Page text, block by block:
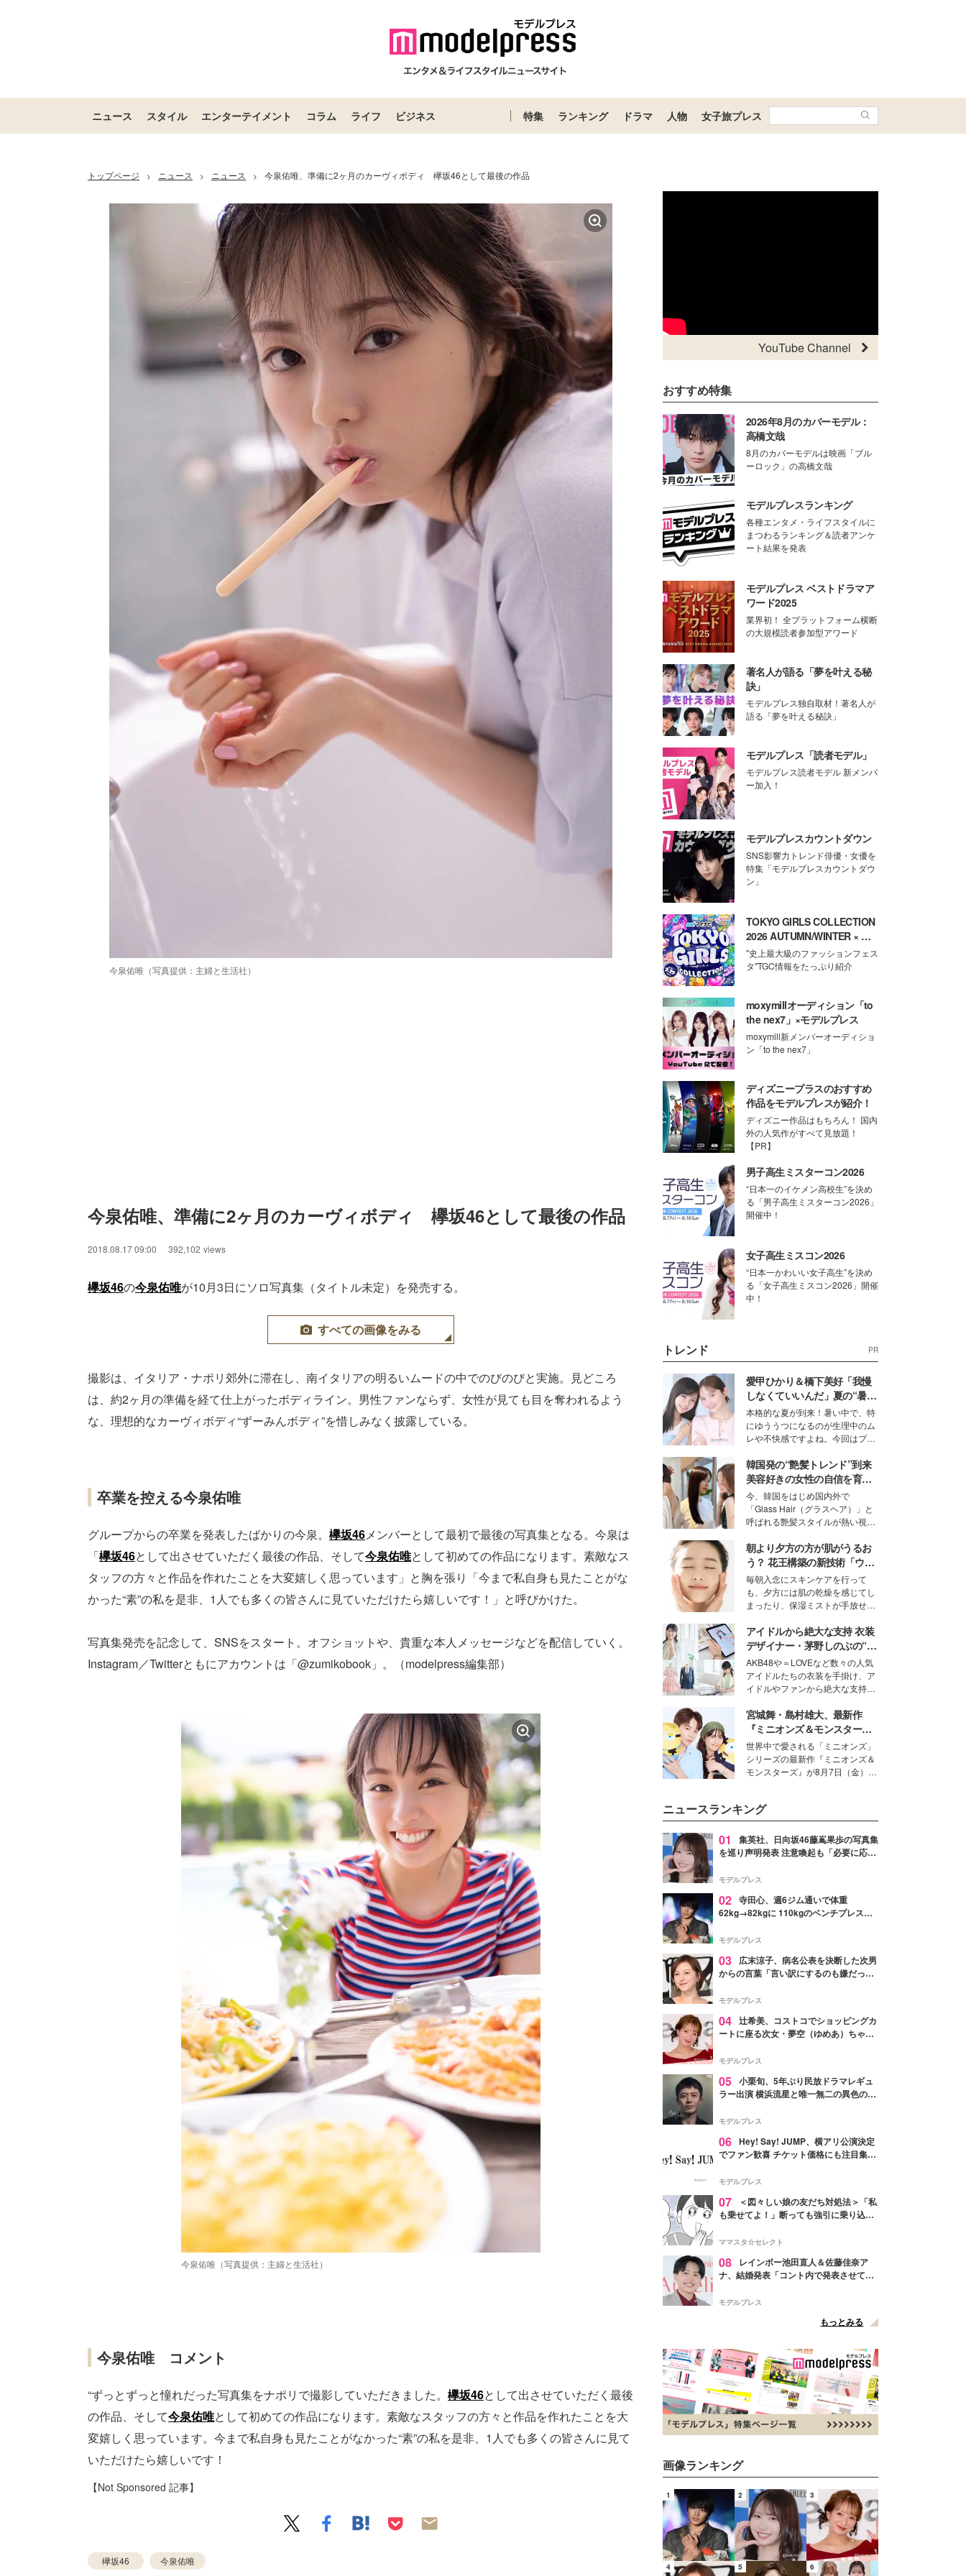
ニュース スタイル エンターテイメント コラム ライフ ビジネス 特集 ランキング ドラマ 人物 女子旅プレス
トップページ > ニュース > ニュース > 今泉佑唯、準備に2ヶ月のカーヴィボディ 欅坂46として最後の作品
今泉佑唯（写真提供：主婦と生活社）
今泉佑唯、準備に2ヶ月のカーヴィボディ　欅坂46として最後の作品
2018.08.17 09:00 392,102 views
欅坂46の今泉佑唯が10月3日にソロ写真集（タイトル未定）を発売する。
すべての画像をみる
撮影は、イタリア・ナポリ郊外に滞在し、南イタリアの明るいムードの中でのびのびと実施。見どころ
は、約2ヶ月の準備を経て仕上がったボディライン。男性ファンならず、女性が見ても目を奪われるよう
な、理想的なカーヴィボディ“ずーみんボディ”を惜しみなく披露している。
卒業を控える今泉佑唯
グループからの卒業を発表したばかりの今泉。 欅坂46メンバーとして最初で最後の写真集となる。今泉は
「欅坂46として出させていただく最後の作品、そして今泉佑唯として初めての作品になります。素敵なス
タッフの方々と作品を作れたことを大変嬉しく思っています」と胸を張り「今まで私自身も見たことがな
かった“素”の私を是非、1人でも多くの皆さんに見ていただけたら嬉しいです！」と呼びかけた。
写真集発売を記念して、SNSをスタート。オフショットや、貴重な本人メッセージなどを配信していく。
Instagram／Twitterともにアカウントは「@zumikobook」。（modelpress編集部）
今泉佑唯（写真提供：主婦と生活社）
今泉佑唯 コメント
“ずっとずっと憧れだった写真集をナポリで撮影していただきました。 欅坂46として出させていただく最後
の作品、そして今泉佑唯として初めての作品になります。素敵なスタッフの方々と作品を作れたことを大
変嬉しく思っています。今まで私自身も見たことがなかった“素”の私を是非、1人でも多くの皆さんに見て
いただけたら嬉しいです！
【Not Sponsored 記事】
欅坂46 今泉佑唯
YouTube Channel
おすすめ特集
2026年8月のカバーモデル：
高橋文哉
8月のカバーモデルは映画「ブル
ーロック」の高橋文哉
モデルプレスランキング
各種エンタメ・ライフスタイルに
まつわるランキング＆読者アンケ
ート結果を発表
モデルプレス ベストドラマア
ワード2025
業界初！ 全プラットフォーム横断
の大規模読者参加型アワード
著名人が語る「夢を叶える秘
訣」
モデルプレス独自取材！著名人が
語る「夢を叶える秘訣」
モデルプレス「読者モデル」
モデルプレス読者モデル 新メンバ
ー加入！
モデルプレスカウントダウン
SNS影響力トレンド俳優・女優を
特集「モデルプレスカウントダウ
ン」
TOKYO GIRLS COLLECTION
2026 AUTUMN/WINTER × モ
デルプレス
"史上最大級のファッションフェス
タ"TGC情報をたっぷり紹介
moxymillオーディション「to
the nex7」×モデルプレス
moxymill新メンバーオーディショ
ン「to the nex7」
ディズニープラスのおすすめ
作品をモデルプレスが紹介！
ディズニー作品はもちろん！ 国内
外の人気作がすべて見放題！
【PR】
男子高生ミスターコン2026
“日本一のイケメン高校生”を決め
る「男子高生ミスターコン2026」
開催中！
女子高生ミスコン2026
“日本一かわいい女子高生”を決め
る「女子高生ミスコン2026」開催
中！
トレンド PR
愛甲ひかり＆橋下美好「我慢
しなくていいんだ」夏の“暑さ
対策”の新しい選択肢とは？
本格的な夏が到来！暑い中で、特
にゆううつになるのが生理中のム
レや不快感ですよね。今回はプラ
モデル・愛甲ひかりさんと橋下美
好さんを迎えて本音で女子会トー
ク。猛暑のお出かけを快適に過ご
すヒントや、2人が感動した夏の
生理の新常識にも迫りました。
韓国発の“艶髪トレンド”到来
美容好きの女性の自信を育む
「ヘアケア事情」って？
今、韓国をはじめ国内外で
「Glass Hair（グラスヘア）」と
呼ばれる艶髪スタイルが熱い視線
ションの完成度を高めるベースと
して、“髪そのものの美しさ”に改
めて注目する人が増えている様
子。今回は、そんな憧れの艶やか
な髪を日常で叶える、美容好きの
女性たちのヘアケア事情を紹介し
ます。
朝より夕方の方が肌がうるお
う？ 花王構築の新技術「ウォ
ーターキャプチャリングスキ
ン（捕水肌）」がスキンケア
の常識を変える予感
毎朝入念にスキンケアを行って
も、夕方には肌の乾燥を感じてし
まったり、保湿ミストが手放せな
な美容の常識を大きく変える可能
性を秘めた、革新的な「Water
Capturing Skin（ウォーターキャ
プチャリングスキン：捕水肌）」
技術を、花王が構築した。
アイドルから絶大な支持 衣装
デザイナー・茅野しのぶの“可
愛い”を作る美学＜「シチズン
クロスシー」インタビュー＞
AKB48や＝LOVEなど数々の人気
アイドルたちの衣装を手掛け、ア
イドルやファンから絶大な支持を
取締役兼クリエイティブディレク
ター・茅野しのぶ。一人ひとりの
個性に寄り添い、魅力を引き出す
衣装作りは、多くの女性たちに勇
気と自信を与え続けている。
宮城舞・島村雄大、最新作
『ミニオンズ＆モンスター
ズ』の魅力熱弁 ハチャメチャ
だけじゃない“友情と絆”に感
動
世界中で愛される「ミニオンズ」
シリーズの最新作『ミニオンズ＆
モンスターズ』が8月7日（金）に
デルの宮城舞と島村雄大の特別対
談をお届け！それぞれの視点か
ら、今作ならではの魅力や予想外
の感動をもたらす奥深いストーリ
た。
ニュースランキング
01
集英社、日向坂46藤嶌果歩の写真集
を巡り声明発表 注意喚起も「必要に応じ
モデルプレス
02 寺田心、週6ジム通いで体重
62kg→82kgに 110kgのベンチプレス持
「かっこいい」と反響
モデルプレス
03
広末涼子、病名公表を決断した次男
からの言葉「言い訳にするのも嫌だっ
モデルプレス
04 辻希美、コストコでショッピングカ
ートに座る次女・夢空（ゆめあ）ちゃん
ぎ」「成長を感じる」の声
モデルプレス
05 小栗旬、5年ぶり民放ドラマレギュ
ラー出演 横浜流星と唯一無二の異色のバ
モデルプレス
06 Hey! Say! JUMP、横アリ公演決定
でファン歓喜 チケット価格にも注目集ま
モデルプレス
07
＜図々しい娘の友だち対処法＞「私
も乗せてよ！」断っても強引に乗り込ん
ママスタ☆セレクト
08
レインボー池田直人＆佐藤佳奈ア
ナ、結婚発表「コント内で発表させてい
点変更のため
モデルプレス
もっとみる
画像ランキング
1 2 3
4 5 6